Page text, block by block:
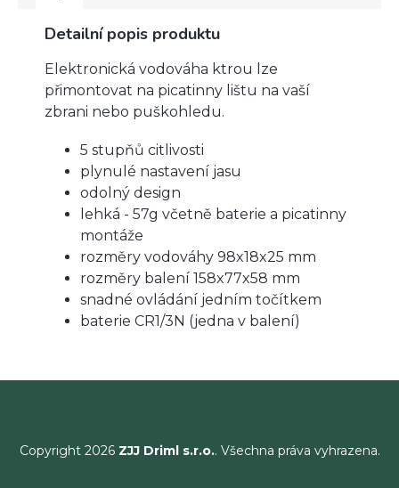
Detailní popis produktu
Elektronická vodováha ktrou lze
přimontovat na picatinny lištu na vaší
zbrani nebo puškohledu.
5 stupňů citlivosti
plynulé nastavení jasu
odolný design
lehká - 57g včetně baterie a picatinny
montáže
rozměry vodováhy 98x18x25 mm
rozměry balení 158x77x58 mm
snadné ovládání jedním točítkem
baterie CR1/3N (jedna v balení)
Copyright 2026 ZJJ Driml s.r.o.. Všechna práva vyhrazena.